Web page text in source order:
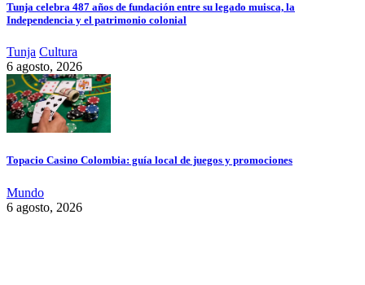
Tunja celebra 487 años de fundación entre su legado muisca, la
Independencia y el patrimonio colonial
Tunja Cultura
6 agosto, 2026
Topacio Casino Colombia: guía local de juegos y promociones
Mundo
6 agosto, 2026